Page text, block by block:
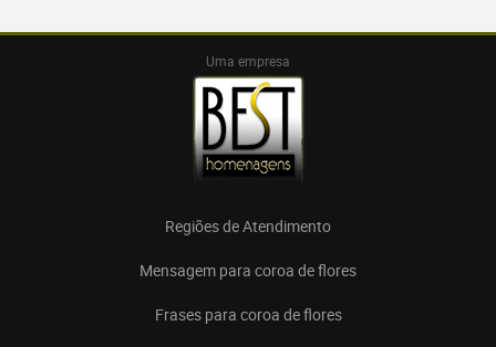
Uma empresa
Regiões de Atendimento
Mensagem para coroa de flores
Frases para coroa de flores